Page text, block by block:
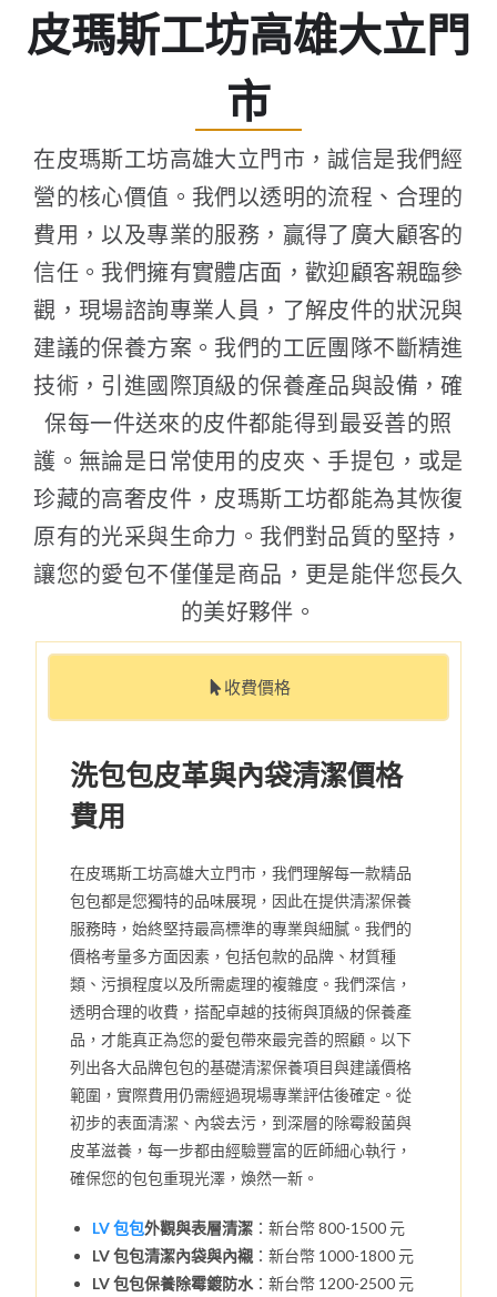
皮瑪斯工坊高雄大立門
市
在皮瑪斯工坊高雄大立門市，誠信是我們經
營的核心價值。我們以透明的流程、合理的
費用，以及專業的服務，贏得了廣大顧客的
信任。我們擁有實體店面，歡迎顧客親臨參
觀，現場諮詢專業人員，了解皮件的狀況與
建議的保養方案。我們的工匠團隊不斷精進
技術，引進國際頂級的保養產品與設備，確
保每一件送來的皮件都能得到最妥善的照
護。無論是日常使用的皮夾、手提包，或是
珍藏的高奢皮件，皮瑪斯工坊都能為其恢復
原有的光采與生命力。我們對品質的堅持，
讓您的愛包不僅僅是商品，更是能伴您長久
的美好夥伴。
收費價格
洗包包皮革與內袋清潔價格
費用
在皮瑪斯工坊高雄大立門市，我們理解每一款精品
包包都是您獨特的品味展現，因此在提供清潔保養
服務時，始終堅持最高標準的專業與細膩。我們的
價格考量多方面因素，包括包款的品牌、材質種
類、污損程度以及所需處理的複雜度。我們深信，
透明合理的收費，搭配卓越的技術與頂級的保養產
品，才能真正為您的愛包帶來最完善的照顧。以下
列出各大品牌包包的基礎清潔保養項目與建議價格
範圍，實際費用仍需經過現場專業評估後確定。從
初步的表面清潔、內袋去污，到深層的除霉殺菌與
皮革滋養，每一步都由經驗豐富的匠師細心執行，
確保您的包包重現光澤，煥然一新。
LV 包包外觀與表層清潔 ：新台幣 800-1500 元
LV 包包清潔內袋與內襯 ：新台幣 1000-1800 元
LV 包包保養除霉鍍防水 ：新台幣 1200-2500 元